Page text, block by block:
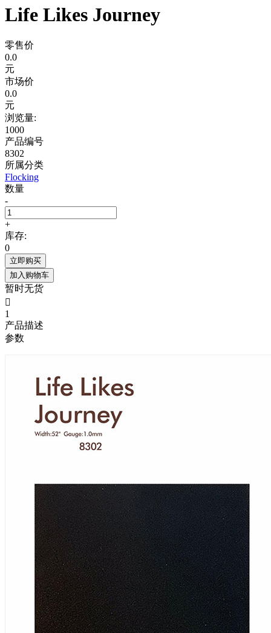
Life Likes Journey
零售价
0.0
元
市场价
0.0
元
浏览量:
1000
产品编号
8302
所属分类
Flocking
数量
-
+
库存:
0
立即购买
加入购物车
暂时无货

1
产品描述
参数